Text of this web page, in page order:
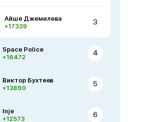
Айше Джемилева
+17339
3
Space Police
+16472
4
Виктор Бухтеев
+13890
5
Inje
+12573
6